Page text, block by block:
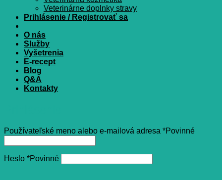
Veterinárne doplnky stravy
Prihlásenie / Registrovať sa
O nás
Služby
Vyšetrenia
E-recept
Blog
Q&A
Kontakty
Používateľské meno alebo e-mailová adresa *Povinné
Heslo *Povinné